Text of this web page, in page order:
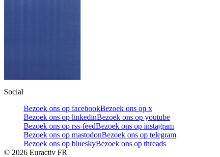
Social
Bezoek ons op facebookBezoek ons op x
Bezoek ons op linkedinBezoek ons op youtube
Bezoek ons op rss-feedBezoek ons op instagram
Bezoek ons op mastodonBezoek ons op telegram
Bezoek ons op blueskyBezoek ons op threads
© 2026 Euractiv FR